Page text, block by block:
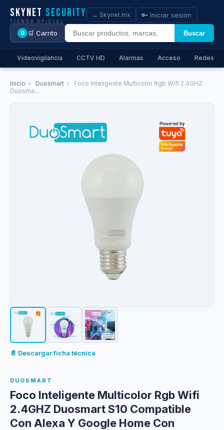
Skynet Security
TIENDA OFICIAL
Buscar
← Skynet.mx 🔑 Iniciar sesión
0 🛒 Carrito
Videovigilancia CCTV HD Alarmas Acceso Redes
Inicio › Duosmart ›
Foco Inteligente Multicolor Rgb Wifi 2.4GHZ
Duosma...
📄 Descargar ficha técnica
DUOSMART
Foco Inteligente Multicolor Rgb Wifi
2.4GHZ Duosmart S10 Compatible
Con Alexa Y Google Home Con